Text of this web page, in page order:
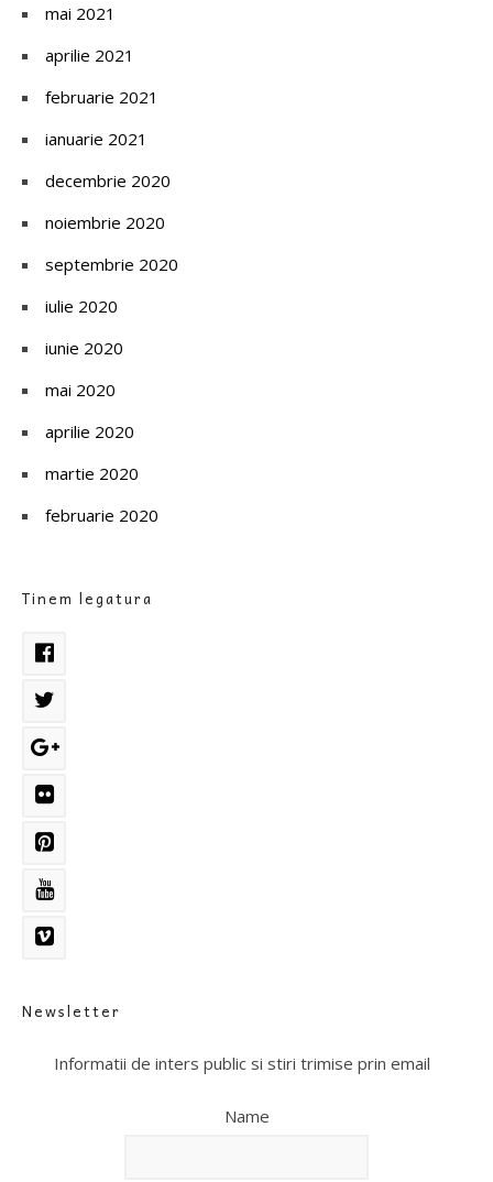
mai 2021
aprilie 2021
februarie 2021
ianuarie 2021
decembrie 2020
noiembrie 2020
septembrie 2020
iulie 2020
iunie 2020
mai 2020
aprilie 2020
martie 2020
februarie 2020
Tinem legatura
Newsletter
Informatii de inters public si stiri trimise prin email
Name